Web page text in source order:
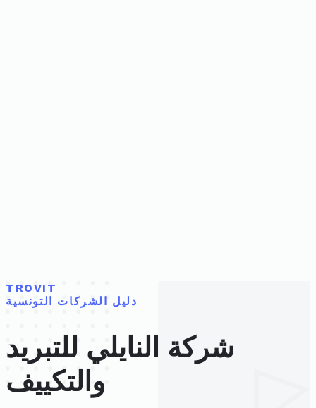
TROVIT
دليل الشركات التونسية
شركة النايلي للتبريد
والتكييف